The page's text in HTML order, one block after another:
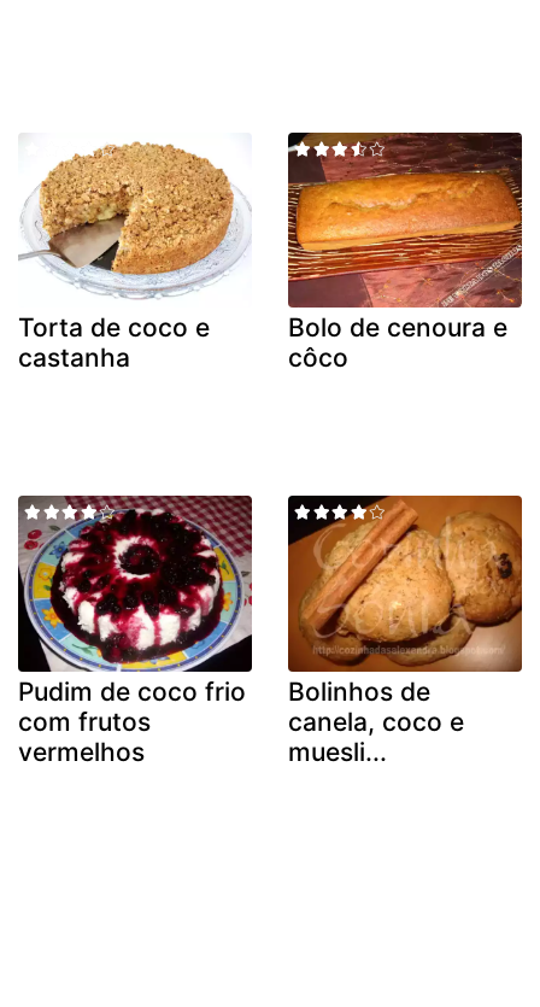
Torta de coco e
castanha
Bolo de cenoura e
côco
Pudim de coco frio
com frutos
vermelhos
Bolinhos de
canela, coco e
muesli...